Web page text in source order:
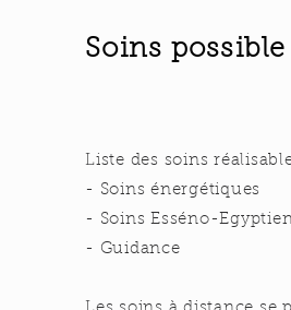
Soins
Liste des soins
- Soins énergétiques
- Soins Esséno-
- Guidance